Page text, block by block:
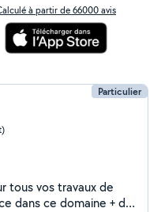
à partir de 66000 avis
Particulier
tous vos travaux de
dans ce domaine + de